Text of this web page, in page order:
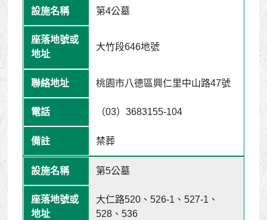
第4公墓
大竹段646地號
桃園市八德區興仁里中山路47號
（03）3683155-104
禁葬
第5公墓
大仁路520、526-1、527-1、
528、536